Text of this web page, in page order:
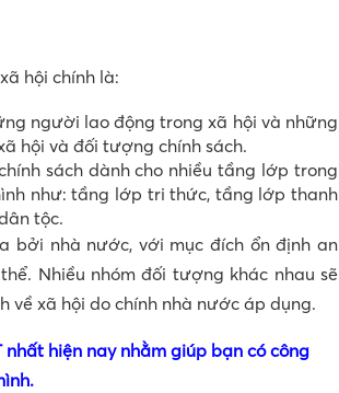
hội chính là:
người lao động trong xã hội và những
hội và đối tượng chính sách.
sách dành cho nhiều tầng lớp trong
như: tầng lớp tri thức, tầng lớp thanh
tộc.
bởi nhà nước, với mục đích ổn định an
Nhiều nhóm đối tượng khác nhau sẽ
xã hội do chính nhà nước áp dụng.
hiện nay nhằm giúp bạn có công